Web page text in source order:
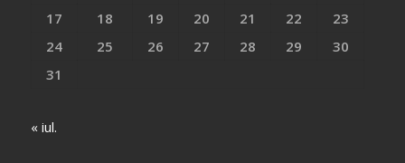
17
18 19 20 21 22
23
24
25 26 27 28 29
30
31
« iul.